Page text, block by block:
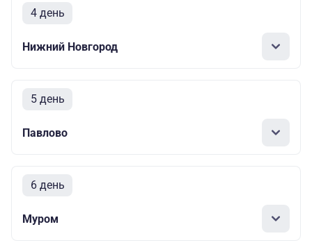
4 день
Нижний Новгород
5 день
Павлово
6 день
Муром